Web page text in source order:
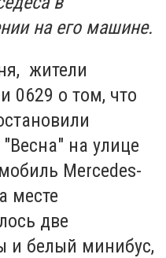
на его машине.
жители
0629 о том, что
на улице
Mercedes-
месте
две
белый минибус,